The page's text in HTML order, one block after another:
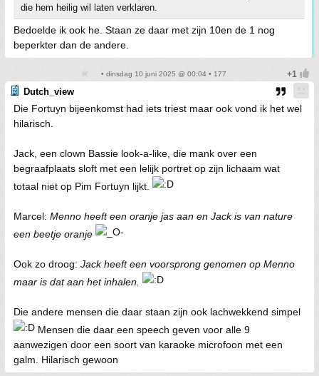
die hem heilig wil laten verklaren.
Bedoelde ik ook he. Staan ze daar met zijn 10en de 1 nog
beperkter dan de andere.
• dinsdag 10 juni 2025 @ 00:04 • 177
Dutch_view
Die Fortuyn bijeenkomst had iets triest maar ook vond ik het wel
hilarisch.
Jack, een clown Bassie look-a-like, die mank over een
begraafplaats sloft met een lelijk portret op zijn lichaam wat
totaal niet op Pim Fortuyn lijkt.
Marcel: Menno heeft een oranje jas aan en Jack is van nature
een beetje oranje
Ook zo droog: Jack heeft een voorsprong genomen op Menno
maar is dat aan het inhalen.
Die andere mensen die daar staan zijn ook lachwekkend simpel
Mensen die daar een speech geven voor alle 9
aanwezigen door een soort van karaoke microfoon met een
galm. Hilarisch gewoon